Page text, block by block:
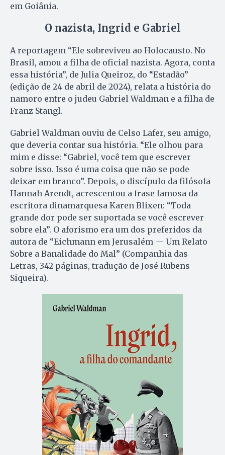
em Goiânia.
O nazista, Ingrid e Gabriel
A reportagem “Ele sobreviveu ao Holocausto. No
Brasil, amou a filha de oficial nazista. Agora, conta
essa história”, de Julia Queiroz, do “Estadão”
(edição de 24 de abril de 2024), relata a história do
namoro entre o judeu Gabriel Waldman e a filha de
Franz Stangl.
Gabriel Waldman ouviu de Celso Lafer, seu amigo,
que deveria contar sua história. “Ele olhou para
mim e disse: “Gabriel, você tem que escrever
sobre isso. Isso é uma coisa que não se pode
deixar em branco”. Depois, o discípulo da filósofa
Hannah Arendt, acrescentou a frase famosa da
escritora dinamarquesa Karen Blixen: “Toda
grande dor pode ser suportada se você escrever
sobre ela”. O aforismo era um dos preferidos da
autora de “Eichmann em Jerusalém — Um Relato
Sobre a Banalidade do Mal” (Companhia das
Letras, 342 páginas, tradução de José Rubens
Siqueira).